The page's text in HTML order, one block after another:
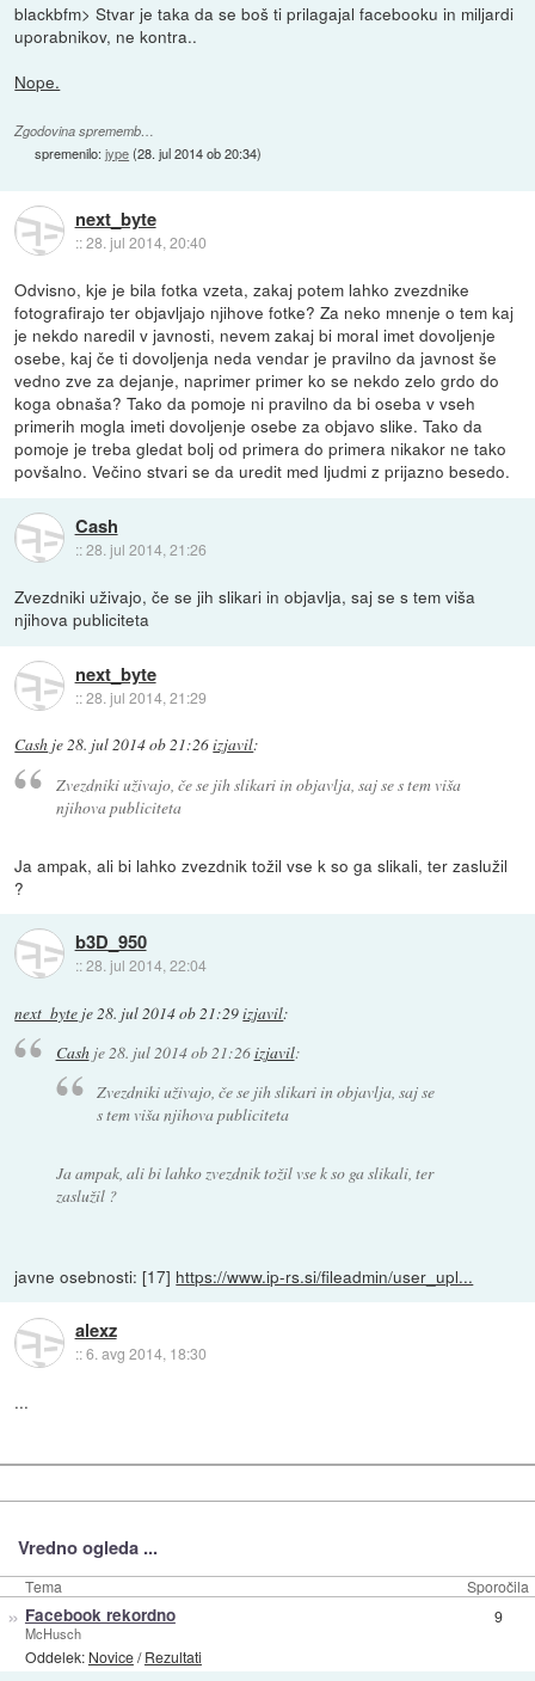
blackbfm> Stvar je taka da se boš ti prilagajal facebooku in miljardi
uporabnikov, ne kontra..
Nope.
Zgodovina sprememb…
spremenilo:jype(28. jul 2014 ob 20:34)
next_byte
::28. jul 2014, 20:40
Odvisno, kje je bila fotka vzeta, zakaj potem lahko zvezdnike
fotografirajo ter objavljajo njihove fotke? Za neko mnenje o tem kaj
je nekdo naredil v javnosti, nevem zakaj bi moral imet dovoljenje
osebe, kaj če ti dovoljenja neda vendar je pravilno da javnost še
vedno zve za dejanje, naprimer primer ko se nekdo zelo grdo do
koga obnaša? Tako da pomoje ni pravilno da bi oseba v vseh
primerih mogla imeti dovoljenje osebe za objavo slike. Tako da
pomoje je treba gledat bolj od primera do primera nikakor ne tako
povšalno. Večino stvari se da uredit med ljudmi z prijazno besedo.
Cash
::28. jul 2014, 21:26
Zvezdniki uživajo, če se jih slikari in objavlja, saj se s tem viša
njihova publiciteta
next_byte
::28. jul 2014, 21:29
Cash je28. jul 2014 ob 21:26izjavil:
Zvezdniki uživajo, če se jih slikari in objavlja, saj se s tem viša
njihova publiciteta
Ja ampak, ali bi lahko zvezdnik tožil vse k so ga slikali, ter zaslužil
?
b3D_950
::28. jul 2014, 22:04
next_byte je28. jul 2014 ob 21:29izjavil:
Cashje28. jul 2014 ob 21:26izjavil:
Zvezdniki uživajo, če se jih slikari in objavlja, saj se
s tem viša njihova publiciteta
Ja ampak, ali bi lahko zvezdnik tožil vse k so ga slikali, ter
zaslužil ?
javne osebnosti: [17] https://www.ip-rs.si/fileadmin/user_upl...
alexz
::6. avg 2014, 18:30
...
Vredno ogleda ...
Tema Sporočila
» Facebook rekordno
McHusch
Oddelek: Novice/Rezultati
9